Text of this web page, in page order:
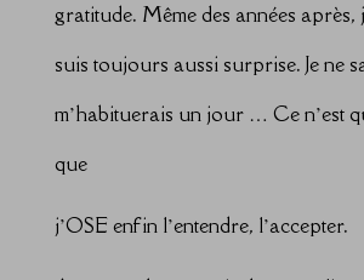
gratitude. Même des années après,
suis toujours aussi surprise. Je ne
m’habituerais un jour … Ce n’est
que
j’OSE enfin l’entendre, l’accepter.